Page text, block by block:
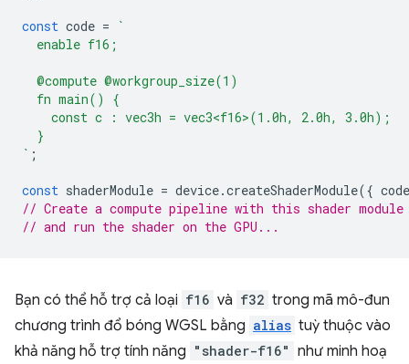
const code =
`
  enable f16;
  @compute @workgroup_size(1)
  fn main() {
    const c : vec3h = vec3<f16>(1.0h, 2.0h, 3.0h);
  }
` ;
const shaderModule = device.createShaderModule({ code
// Create a compute pipeline with this shader module
// and run the shader on the GPU...
Bạn có thể hỗ trợ cả loại f16 và f32 trong mã mô-đun
chương trình đổ bóng WGSL bằng alias tuỳ thuộc vào
khả năng hỗ trợ tính năng "shader-f16" như minh hoạ